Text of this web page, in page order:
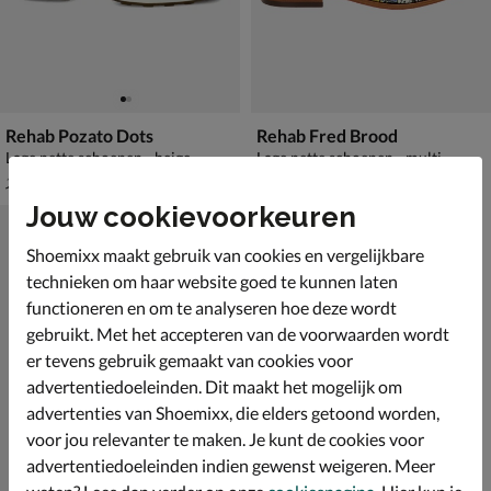
Rehab Pozato Dots
Lage nette schoenen - beige
van € 169,99 voor € 118,99
169
Rehab Fred Brood
Lage nette schoenen - multi
Jouw cookievoorkeuren
Shoemixx maakt gebruik van cookies en vergelijkbare
technieken om haar website goed te kunnen laten
functioneren en om te analyseren hoe deze wordt
gebruikt. Met het accepteren van de voorwaarden wordt
er tevens gebruik gemaakt van cookies voor
advertentiedoeleinden. Dit maakt het mogelijk om
advertenties van Shoemixx, die elders getoond worden,
voor jou relevanter te maken. Je kunt de cookies voor
advertentiedoeleinden indien gewenst weigeren. Meer